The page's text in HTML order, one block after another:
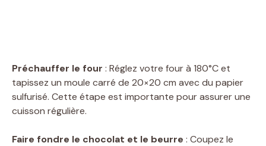
Préchauffer le four : Réglez votre four à 180°C et
tapissez un moule carré de 20×20 cm avec du papier
sulfurisé. Cette étape est importante pour assurer une
cuisson régulière.
Faire fondre le chocolat et le beurre : Coupez le